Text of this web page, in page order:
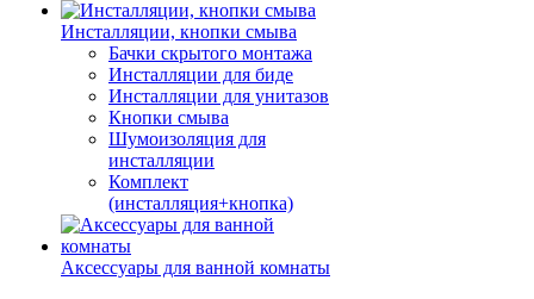
Инсталляции, кнопки смыва
Бачки скрытого монтажа
Инсталляции для биде
Инсталляции для унитазов
Кнопки смыва
Шумоизоляция для
инсталляции
Комплект
(инсталляция+кнопка)
Аксессуары для ванной комнаты